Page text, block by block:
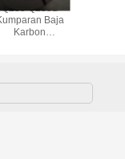
Q235 Q235B
Baja
Karbon
Ringan